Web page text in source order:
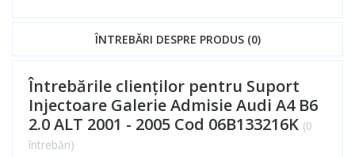
ÎNTREBĂRI DESPRE PRODUS (0)
Întrebările clienților pentru Suport
Injectoare Galerie Admisie Audi A4 B6
2.0 ALT 2001 - 2005 Cod 06B133216K (0
întrebări)